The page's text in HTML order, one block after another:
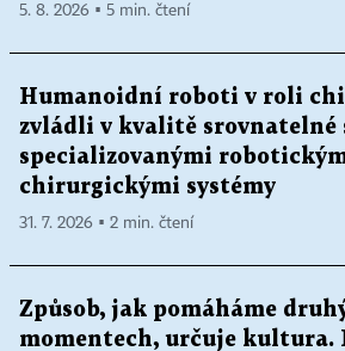
5. 8. 2026 ▪ 5 min. čtení
Humanoidní roboti v roli
zvládli v kvalitě srovnatelné
specializovanými
chirurgickými systémy
31. 7. 2026 ▪ 2 min. čtení
Způsob, jak pomáháme
momentech, určuje kultura.